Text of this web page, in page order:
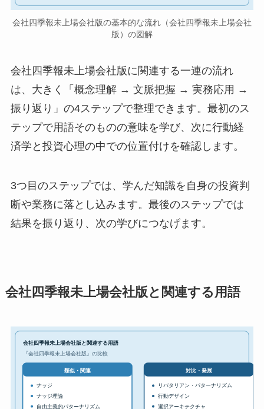
会社四季報未上場会社版の基本的な流れ（会社四季報未上場会社
版）の図解
会社四季報未上場会社版に関連する一連の流れ
は、大きく「概念理解 → 文脈把握 → 実務応用 →
振り返り」の4ステップで整理できます。最初のス
テップで用語そのものの意味を学び、次に行動経
済学と投資心理の中での位置付けを確認します。
3つ目のステップでは、学んだ知識を自身の投資判
断や業務に落とし込みます。最後のステップでは
結果を振り返り、次の学びにつなげます。
会社四季報未上場会社版と関連する用語
会社四季報未上場会社版と関連する用語
『会社四季報未上場会社版』の比較
類似・関連
ナッジ
ナッジ理論
自由主義的パターナリズム
対比・発展
リバタリアン・パターナリズム
行動デザイン
選択アーキテクチャ